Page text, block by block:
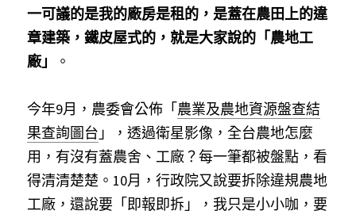
一可議的是我的廠房是租的，是蓋在農田上的違
章建築，鐵皮屋式的，就是大家說的「農地工
廠」
。
今年9月，農委會公佈「農業及農地資源盤查結
果查詢圖台 」，透過衛星影像，全台農地怎麼
用，有沒有蓋農舍、工廠？每一筆都被盤點，看
得清清楚楚。10月，行政院又說要拆除違規農地
工廠，還說要「即報即拆」，我只是小小咖，要